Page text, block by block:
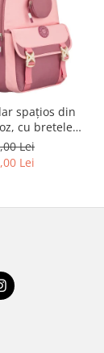
spațios din
cu bretele
PTR-
1327 PINK
Lei
Lei